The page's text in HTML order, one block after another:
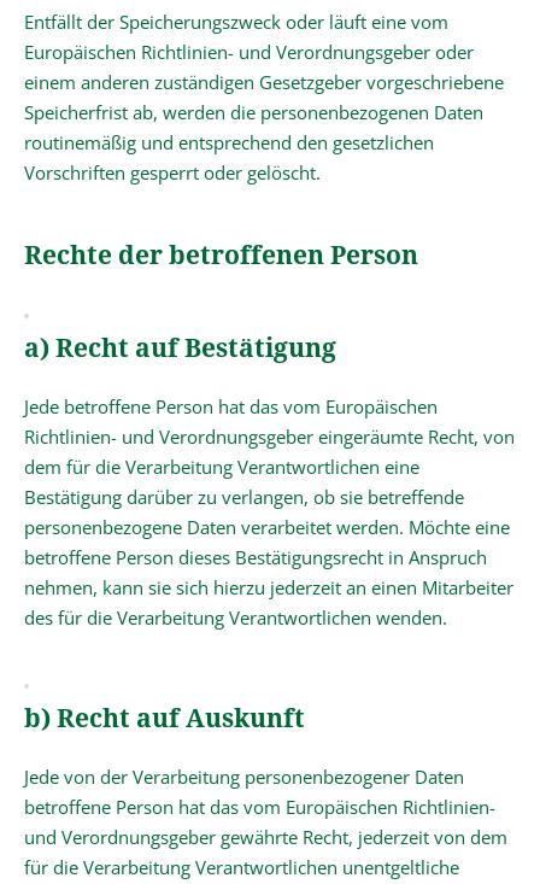
Entfällt der Speicherungszweck oder läuft eine vom
Europäischen Richtlinien- und Verordnungsgeber oder
einem anderen zuständigen Gesetzgeber vorgeschriebene
Speicherfrist ab, werden die personenbezogenen Daten
routinemäßig und entsprechend den gesetzlichen
Vorschriften gesperrt oder gelöscht.
Rechte der betroffenen Person
a) Recht auf Bestätigung
Jede betroffene Person hat das vom Europäischen
Richtlinien- und Verordnungsgeber eingeräumte Recht, von
dem für die Verarbeitung Verantwortlichen eine
Bestätigung darüber zu verlangen, ob sie betreffende
personenbezogene Daten verarbeitet werden. Möchte eine
betroffene Person dieses Bestätigungsrecht in Anspruch
nehmen, kann sie sich hierzu jederzeit an einen Mitarbeiter
des für die Verarbeitung Verantwortlichen wenden.
b) Recht auf Auskunft
Jede von der Verarbeitung personenbezogener Daten
betroffene Person hat das vom Europäischen Richtlinien-
und Verordnungsgeber gewährte Recht, jederzeit von dem
für die Verarbeitung Verantwortlichen unentgeltliche